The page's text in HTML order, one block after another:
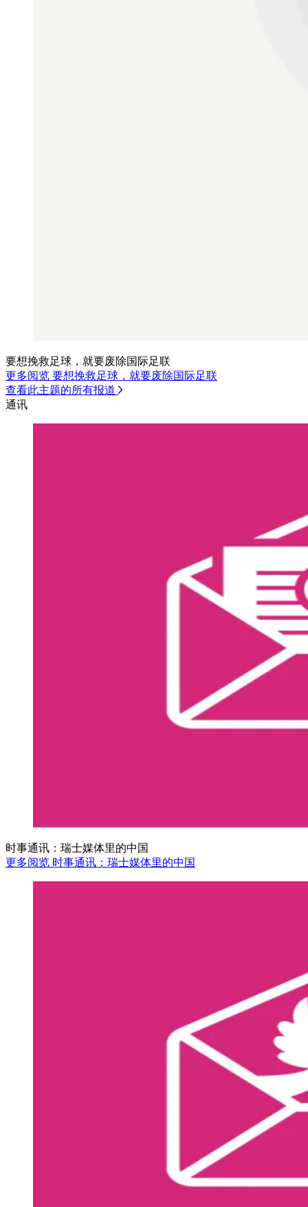
要想挽救足球，就要废除国际足联
更多阅览 要想挽救足球，就要废除国际足联
查看此主题的所有报道
通讯
时事通讯：瑞士媒体里的中国
更多阅览 时事通讯：瑞士媒体里的中国